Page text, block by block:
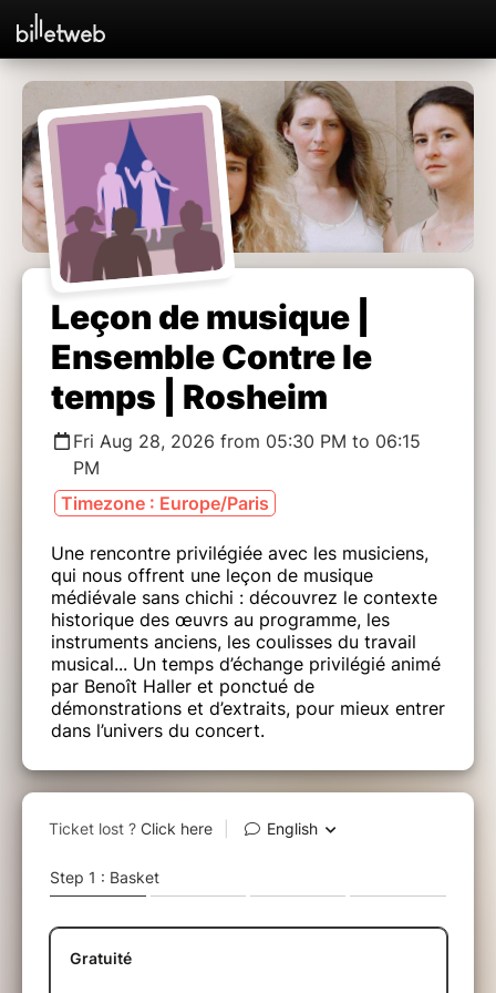
Leçon de musique |
Ensemble Contre le
temps | Rosheim
Fri Aug 28, 2026 from 05:30 PM to 06:15
PM
Timezone : Europe/Paris
Une rencontre privilégiée avec les musiciens,
qui nous offrent une leçon de musique
médiévale sans chichi : découvrez le contexte
historique des œuvrs au programme, les
instruments anciens, les coulisses du travail
musical... Un temps d’échange privilégié animé
par Benoît Haller et ponctué de
démonstrations et d’extraits, pour mieux entrer
dans l’univers du concert.